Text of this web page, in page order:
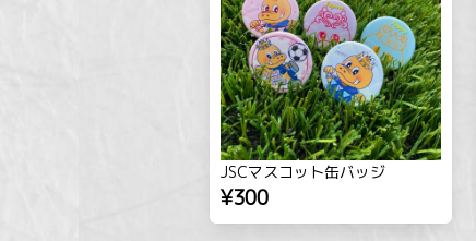
JSCマスコット缶バッジ
¥300